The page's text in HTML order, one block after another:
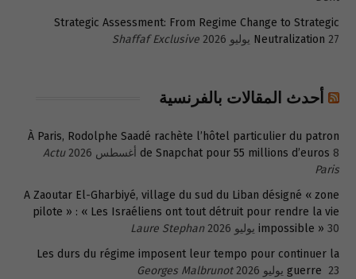
Strategic Assessment: From Regime Change to Strategic
Neutralization 27 يوليو 2026 Shaffaf Exclusive
أحدث المقالات بالفرنسية
À Paris, Rodolphe Saadé rachète l’hôtel particulier du patron
de Snapchat pour 55 millions d’euros 8 أغسطس 2026
Actu
Paris
A Zaoutar El-Gharbiyé, village du sud du Liban désigné « zone
pilote » : « Les Israéliens ont tout détruit pour rendre la vie
impossible » 30 يوليو 2026
Laure Stephan
Les durs du régime imposent leur tempo pour continuer la
guerre 23 يوليو 2026
Georges Malbrunot